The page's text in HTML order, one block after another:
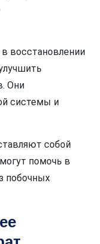
восстановлении
Они
системы и
собой
помочь в
побочных